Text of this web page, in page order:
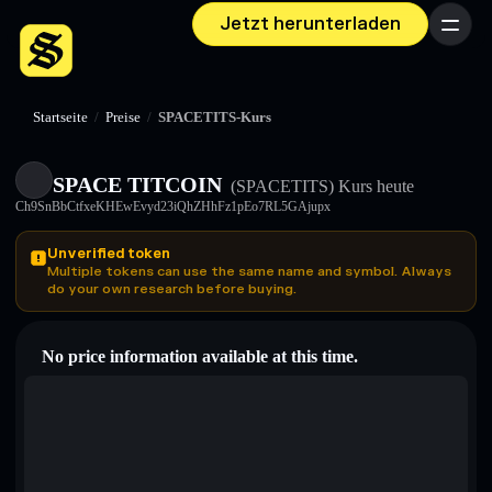
Jetzt herunterladen Menü
Startseite / Preise / SPACETITS-Kurs
SPACE TITCOIN (SPACETITS) Kurs heute
Ch9SnBbCtfxeKHEwEvyd23iQhZHhFz1pEo7RL5GAjupx
Unverified token
Multiple tokens can use the same name and symbol. Always
do your own research before buying.
No price information available at this time.